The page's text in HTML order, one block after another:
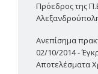
Πρόεδρος της
Ανεπίσημα
02/10/2014 -
Αποτελέσματα